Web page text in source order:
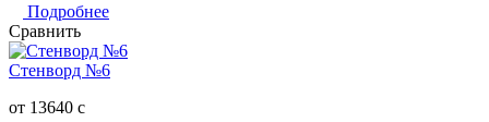
Подробнее
Сравнить
Стенворд №6
от 13640 c